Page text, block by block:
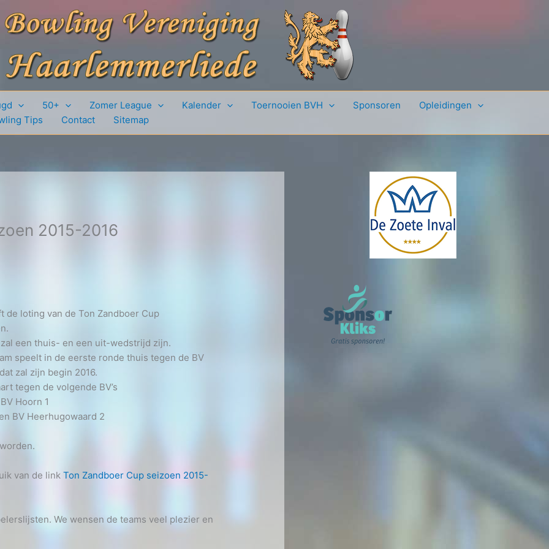
50+ Zomer League Kalender Toernooien BVH Sponsoren
Opleidingen
Tips Contact Sitemap
2015-2016
de loting van de Ton Zandboer Cup
een thuis- en een uit-wedstrijd zijn.
speelt in de eerste ronde thuis tegen de BV
zal zijn begin 2016.
tegen de volgende BV’s
Hoorn 1
BV Heerhugowaard 2
van de linkTon Zandboer Cup seizoen 2015-
We wensen de teams veel plezier en